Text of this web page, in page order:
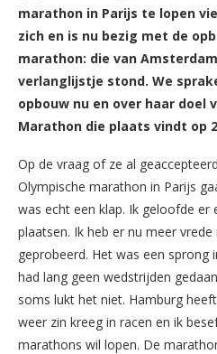
marathon in Parijs te lopen
zich en is nu bezig met de
marathon: die van
verlanglijstje stond. We
opbouw nu en over haar doel
Marathon die plaats vindt op
Op de vraag of ze al
Olympische marathon in Parijs
was echt een klap. Ik geloofde er
plaatsen. Ik heb er nu meer
geprobeerd. Het was een sprong
had lang geen wedstrijden
soms lukt het niet. Hamburg
weer zin kreeg in racen en ik
marathons wil lopen. De